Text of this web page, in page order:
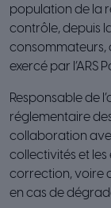
population de la
contrôle, depuis
consommateurs,
exercé par l’ARS
Responsable de
réglementaire
collaboration
collectivités et les
correction, voire
en cas de